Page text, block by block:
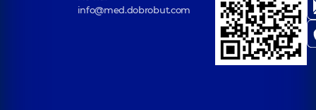
info@med.dobrobut.com